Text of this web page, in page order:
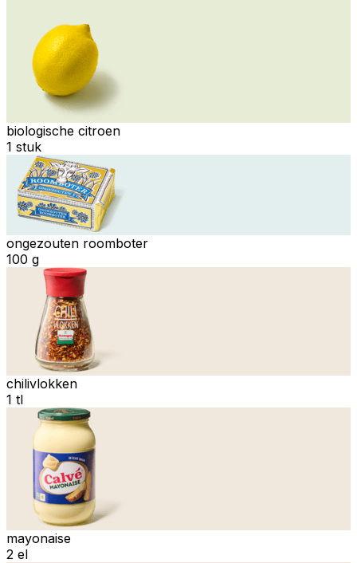
biologische citroen
1 stuk
ongezouten roomboter
100 g
chilivlokken
1 tl
mayonaise
2 el